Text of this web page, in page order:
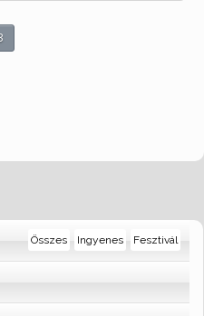
Fesztivál
Ingyenes
Összes